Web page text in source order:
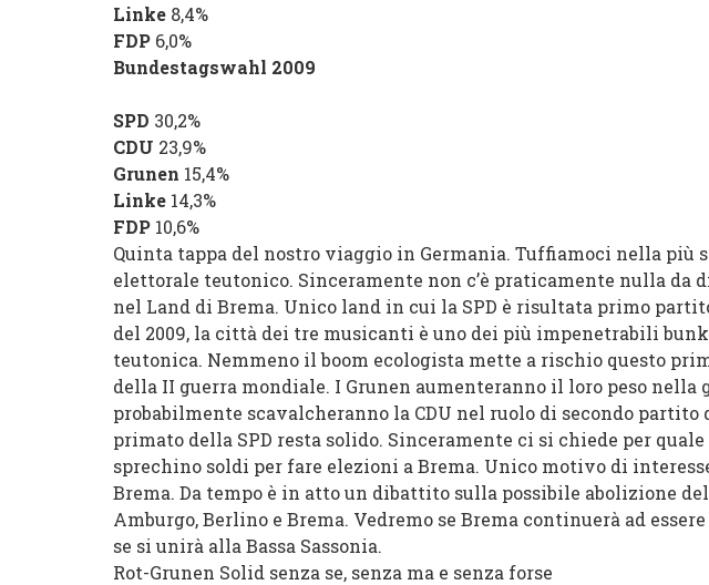
Linke 8,4%
FDP 6,0%
Bundestagswahl 2009
SPD 30,2%
CDU 23,9%
Grunen 15,4%
Linke 14,3%
FDP 10,6%
Quinta tappa del nostro viaggio in Germania. Tuffiamoci nella più
elettorale teutonico. Sinceramente non c’è praticamente nulla da
nel Land di Brema. Unico land in cui la SPD è risultata primo
del 2009, la città dei tre musicanti è uno dei più impenetrabili
teutonica. Nemmeno il boom ecologista mette a rischio questo
della II guerra mondiale. I Grunen aumenteranno il loro peso nella
probabilmente scavalcheranno la CDU nel ruolo di secondo
primato della SPD resta solido. Sinceramente ci si chiede per
sprechino soldi per fare elezioni a Brema. Unico motivo di
Brema. Da tempo è in atto un dibattito sulla possibile abolizione
Amburgo, Berlino e Brema. Vedremo se Brema continuerà ad
se si unirà alla Bassa Sassonia.
Rot-Grunen Solid senza se, senza ma e senza forse